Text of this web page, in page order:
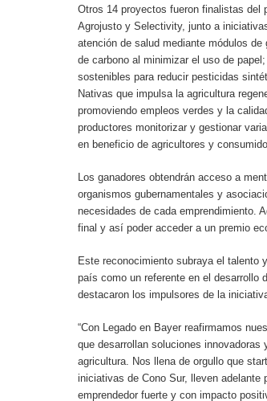
Otros 14 proyectos fueron finalistas del
Agrojusto y Selectivity, junto a
atención de salud mediante módulos
de carbono al minimizar el uso de
sostenibles para reducir pesticidas
Nativas que impulsa la agricultura
promoviendo empleos verdes y la
productores monitorizar y gestionar
en beneficio de agricultores y
Los ganadores obtendrán acceso a
organismos gubernamentales y
necesidades de cada emprendimiento.
final y así poder acceder a un premio
Este reconocimiento subraya el talento
país como un referente en el desarrollo
destacaron los impulsores de la
“Con Legado en Bayer reafirmamos
que desarrollan soluciones
agricultura. Nos llena de orgullo que
iniciativas de Cono Sur, lleven
emprendedor fuerte y con impacto